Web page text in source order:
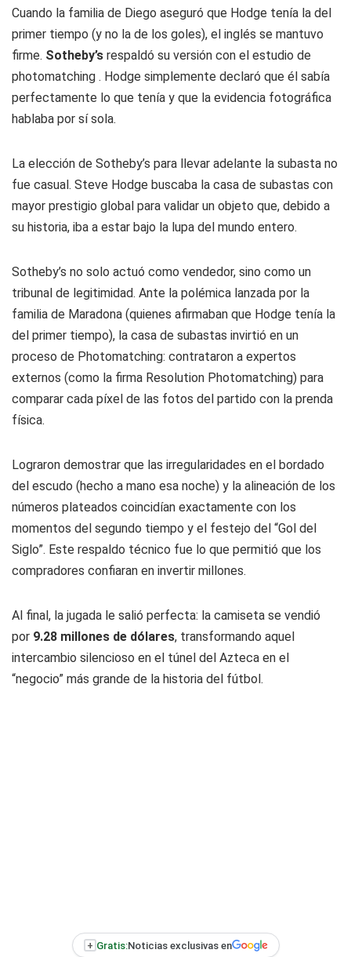
Cuando la familia de Diego aseguró que Hodge tenía la del
primer tiempo (y no la de los goles), el inglés se mantuvo
firme. Sotheby’s respaldó su versión con el estudio de
photomatching . Hodge simplemente declaró que él sabía
perfectamente lo que tenía y que la evidencia fotográfica
hablaba por sí sola.
La elección de Sotheby’s para llevar adelante la subasta no
fue casual. Steve Hodge buscaba la casa de subastas con
mayor prestigio global para validar un objeto que, debido a
su historia, iba a estar bajo la lupa del mundo entero.
Sotheby’s no solo actuó como vendedor, sino como un
tribunal de legitimidad. Ante la polémica lanzada por la
familia de Maradona (quienes afirmaban que Hodge tenía la
del primer tiempo), la casa de subastas invirtió en un
proceso de Photomatching: contrataron a expertos
externos (como la firma Resolution Photomatching) para
comparar cada píxel de las fotos del partido con la prenda
física.
Lograron demostrar que las irregularidades en el bordado
del escudo (hecho a mano esa noche) y la alineación de los
números plateados coincidían exactamente con los
momentos del segundo tiempo y el festejo del “Gol del
Siglo”. Este respaldo técnico fue lo que permitió que los
compradores confiaran en invertir millones.
Al final, la jugada le salió perfecta: la camiseta se vendió
por 9.28 millones de dólares, transformando aquel
intercambio silencioso en el túnel del Azteca en el
“negocio” más grande de la historia del fútbol.
+ Gratis:Noticias exclusivas en